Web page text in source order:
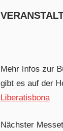
Mehr Infos zur
gibt es auf der
Liberatisbona
Nächster